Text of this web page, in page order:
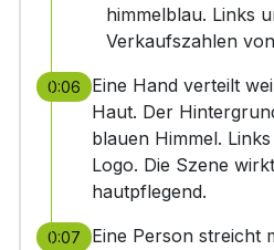
himmelblau. Links
Verkaufszahlen
0:06
Eine Hand verteilt
Haut. Der
blauen Himmel.
Logo. Die Szene
hautpflegend.
0:07
Eine Person streicht